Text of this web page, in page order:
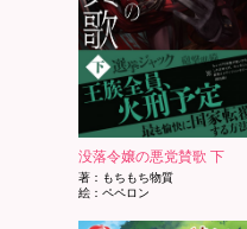
没落令嬢の悪党賛歌 下
著：もちもち物質
絵：ペペロン